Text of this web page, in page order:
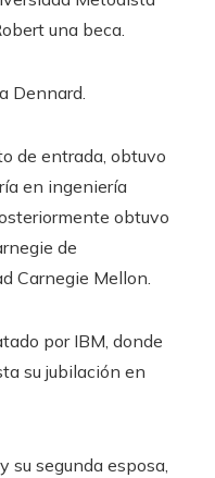
una beca.
Dennard.
de entrada, obtuvo
en ingeniería
obtuvo
de
Carnegie Mellon.
por IBM, donde
su jubilación en
su segunda esposa,